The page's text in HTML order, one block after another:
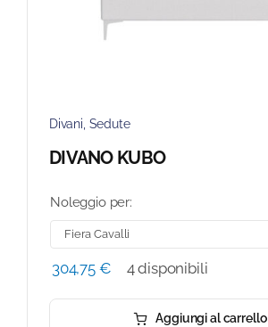
Divani, Sedute
DIVANO KUBO
Noleggio per:
304,75 € 4 disponibili
Aggiungi al carrello